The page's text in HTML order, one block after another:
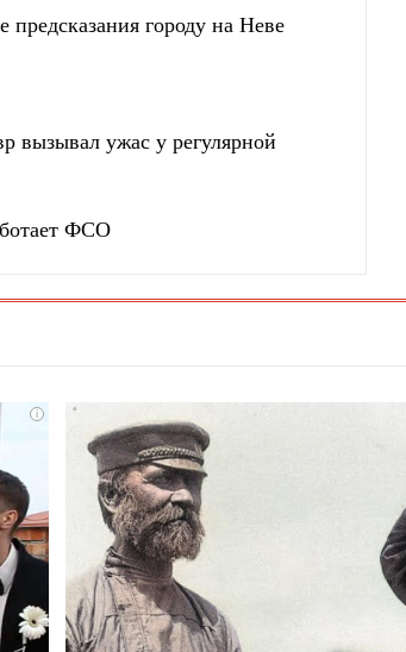
городу на Неве
вызывал ужас у регулярной
ФСО
i